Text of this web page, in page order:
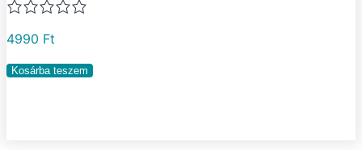
4990 Ft
Hatalmi
Kosárba teszem